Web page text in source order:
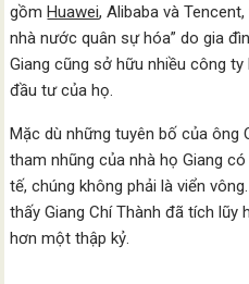
gồmHuawei, Alibaba và
nhà nước quân sự hóa” do gia
Giang cũng sở hữu nhiều công
đầu tư của họ.
Mặc dù những tuyên bố của ông
tham nhũng của nhà họ Giang
tế, chúng không phải là viển
thấy Giang Chí Thành đã tích lũy
hơn một thập kỷ.